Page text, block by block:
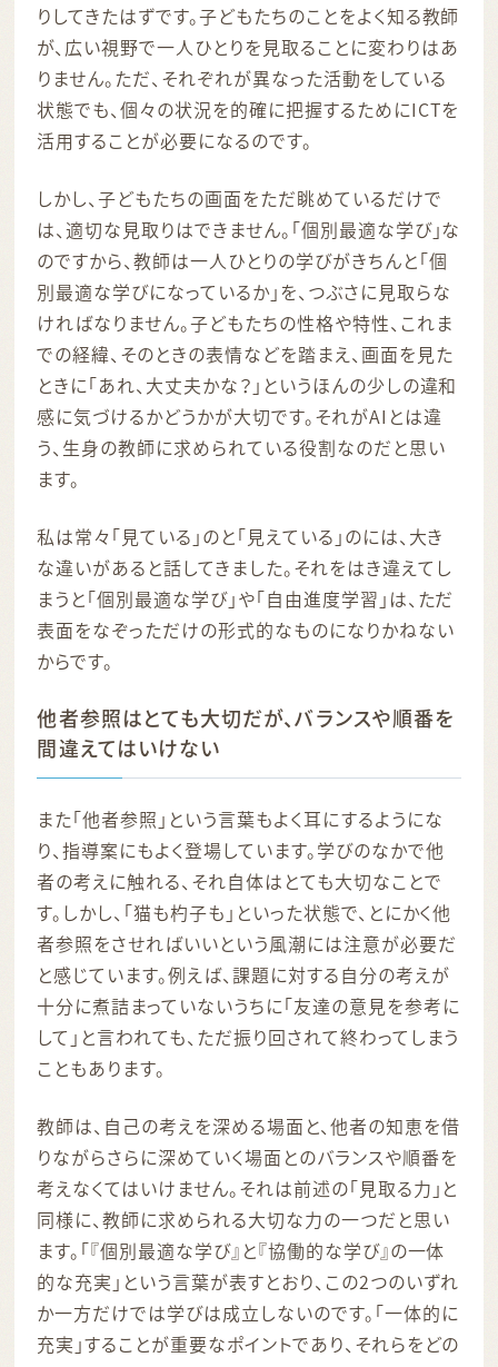
りしてきたはずです。子どもたちのことをよく知る教師
が、広い視野で一人ひとりを見取ることに変わりはあ
りません。ただ、それぞれが異なった活動をしている
状態でも、個々の状況を的確に把握するためにICTを
活用することが必要になるのです。
しかし、子どもたちの画面をただ眺めているだけで
は、適切な見取りはできません。「個別最適な学び」な
のですから、教師は一人ひとりの学びがきちんと「個
別最適な学びになっているか」を、つぶさに見取らな
ければなりません。子どもたちの性格や特性、これま
での経緯、そのときの表情などを踏まえ、画面を見た
ときに「あれ、大丈夫かな？」というほんの少しの違和
感に気づけるかどうかが大切です。それがAIとは違
う、生身の教師に求められている役割なのだと思い
ます。
私は常々「見ている」のと「見えている」のには、大き
な違いがあると話してきました。それをはき違えてし
まうと「個別最適な学び」や「自由進度学習」は、ただ
表面をなぞっただけの形式的なものになりかねない
からです。
他者参照はとても大切だが、バランスや順番を
間違えてはいけない
また「他者参照」という言葉もよく耳にするようにな
り、指導案にもよく登場しています。学びのなかで他
者の考えに触れる、それ自体はとても大切なことで
す。しかし、「猫も杓子も」といった状態で、とにかく他
者参照をさせればいいという風潮には注意が必要だ
と感じています。例えば、課題に対する自分の考えが
十分に煮詰まっていないうちに「友達の意見を参考に
して」と言われても、ただ振り回されて終わってしまう
こともあります。
教師は、自己の考えを深める場面と、他者の知恵を借
りながらさらに深めていく場面とのバランスや順番を
考えなくてはいけません。それは前述の「見取る力」と
同様に、教師に求められる大切な力の一つだと思い
ます。「『個別最適な学び』と『協働的な学び』の一体
的な充実」という言葉が表すとおり、この2つのいずれ
か一方だけでは学びは成立しないのです。「一体的に
充実」することが重要なポイントであり、それらをどの